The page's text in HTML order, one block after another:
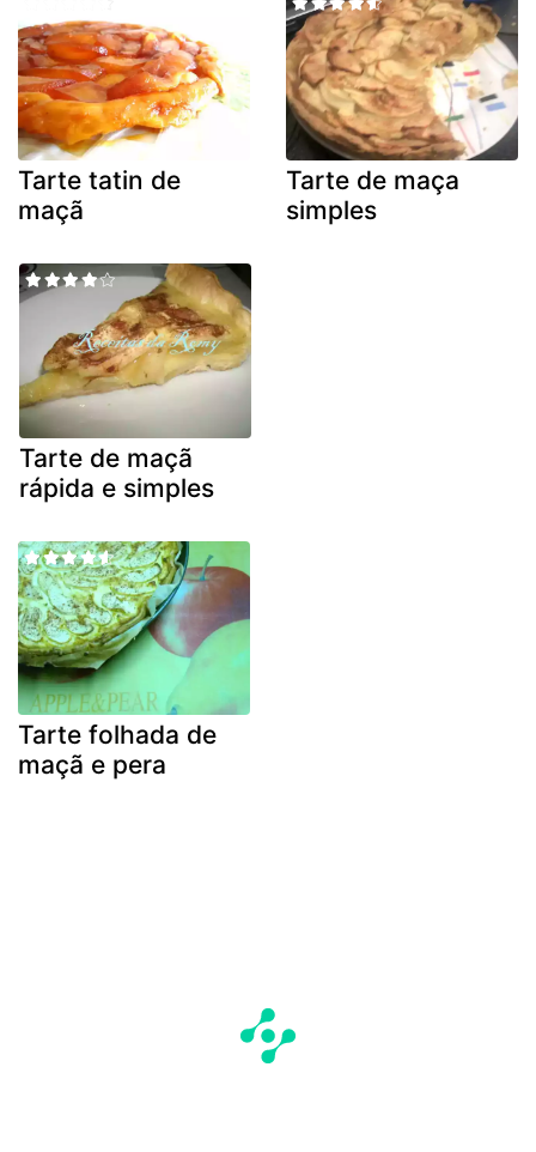
Tarte tatin de
maçã
Tarte de maça
simples
Tarte de maçã
rápida e simples
Tarte folhada de
maçã e pera